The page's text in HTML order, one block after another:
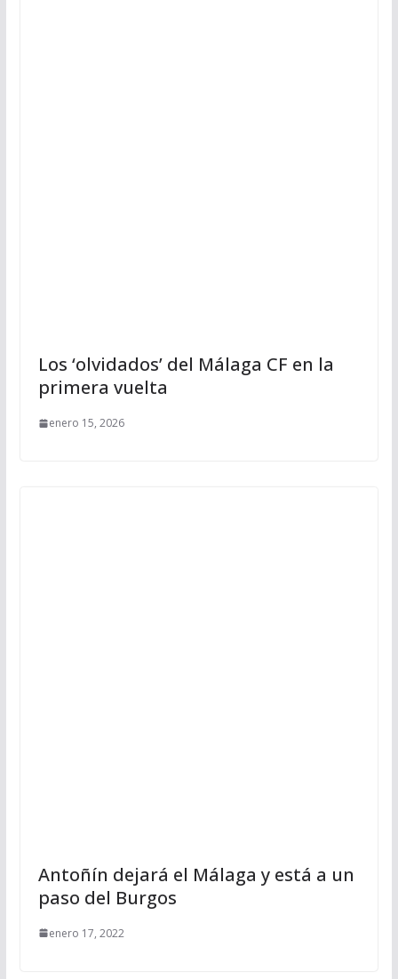
Los ‘olvidados’ del Málaga CF en la
primera vuelta
enero 15, 2026
Antoñín dejará el Málaga y está a un
paso del Burgos
enero 17, 2022